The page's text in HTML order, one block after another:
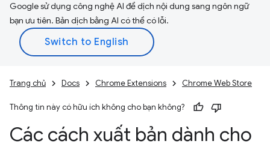
Google sử dụng công nghệ AI để dịch nội dung sang ngôn ngữ
bạn ưu tiên. Bản dịch bằng AI có thể có lỗi.
Trang chủ Docs Chrome Extensions Chrome Web Store
Thông tin này có hữu ích không cho bạn không?
Các cách xuất bản dành cho